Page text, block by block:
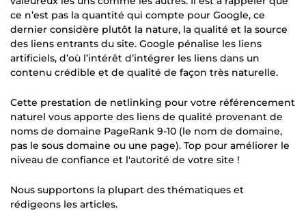
ce n’est pas la quantité qui compte pour Google, ce
dernier considère plutôt la nature, la qualité et la source
des liens entrants du site. Google pénalise les liens
artificiels, d’où l’intérêt d’intégrer les liens dans un
contenu crédible et de qualité de façon très naturelle.
Cette prestation de netlinking pour votre référencement
naturel vous apporte des liens de qualité provenant de
noms de domaine PageRank 9-10 (le nom de domaine,
pas le sous domaine ou une page). Top pour améliorer le
niveau de confiance et l'autorité de votre site !
Nous supportons la plupart des thématiques et
rédigeons les articles.